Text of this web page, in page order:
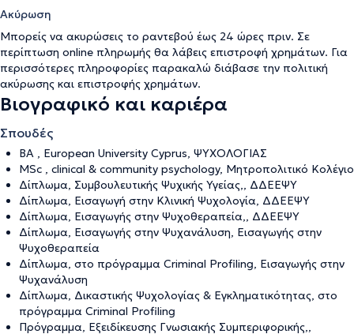
Ακύρωση
Μπορείς να ακυρώσεις το ραντεβού έως 24 ώρες πριν. Σε
περίπτωση online πληρωμής θα λάβεις επιστροφή χρημάτων. Για
περισσότερες πληροφορίες παρακαλώ διάβασε την πολιτική
ακύρωσης και επιστροφής χρημάτων.
Βιογραφικό και καριέρα
Σπουδές
BA , European University Cyprus, ΨΥΧΟΛΟΓΙΑΣ
MSc , clinical & community psychology, Μητροπολιτικό Κολέγιο
Δίπλωμα, Συμβουλευτικής Ψυχικής Υγείας,, ΔΔΕΕΨΥ
Δίπλωμα, Εισαγωγή στην Κλινική Ψυχολογία, ΔΔΕΕΨΥ
Δίπλωμα, Εισαγωγής στην Ψυχοθεραπεία,, ΔΔΕΕΨΥ
Δίπλωμα, Εισαγωγής στην Ψυχανάλυση, Εισαγωγής στην
Ψυχοθεραπεία
Δίπλωμα, στο πρόγραμμα Criminal Profiling, Εισαγωγής στην
Ψυχανάλυση
Δίπλωμα, Δικαστικής Ψυχολογίας & Εγκληματικότητας, στο
πρόγραμμα Criminal Profiling
Πρόγραμμα, Εξειδίκευσης Γνωσιακής Συμπεριφορικής,,